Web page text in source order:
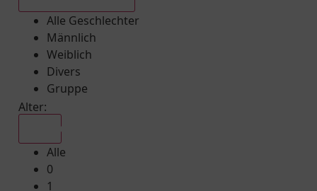
Alle Geschlechter
Männlich
Weiblich
Divers
Gruppe
Alter:
Alle
0
1